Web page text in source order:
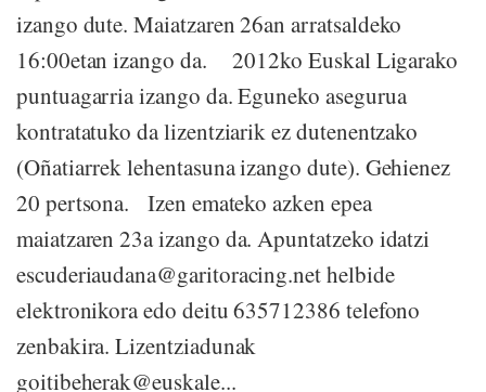
izango dute. Maiatzaren 26an arratsaldeko
16:00etan izango da. 2012ko Euskal Ligarako
puntuagarria izango da. Eguneko asegurua
kontratatuko da lizentziarik ez dutenentzako
(Oñatiarrek lehentasuna izango dute). Gehienez
20 pertsona. Izen emateko azken epea
maiatzaren 23a izango da. Apuntatzeko idatzi
escuderiaudana@garitoracing.net helbide
elektronikora edo deitu 635712386 telefono
zenbakira. Lizentziadunak
goitibeherak@euskale...